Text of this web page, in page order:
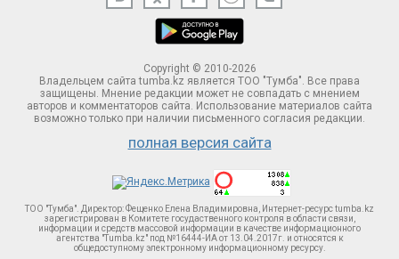
Copyright © 2010-2026
Владельцем сайта tumba.kz является ТОО "Тумба". Все права
защищены. Мнение редакции может не совпадать с мнением
авторов и комментаторов сайта. Использование материалов сайта
возможно только при наличии письменного согласия редакции.
полная версия сайта
ТОО "Тумба". Директор: Фещенко Елена Владимировна, Интернет-ресурс tumba.kz
зарегистрирован в Комитете госудаственного контроля в области связи,
информации и средств массовой информации в качестве информационного
агентства "Tumba.kz" под №16444-ИА от 13.04.2017г. и относятся к
общедоступному электронному информационному ресурсу.